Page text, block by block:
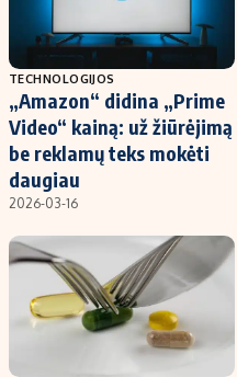
TECHNOLOGIJOS
„Amazon“ didina „Prime
Video“ kainą: už žiūrėjimą
be reklamų teks mokėti
daugiau
2026-03-16